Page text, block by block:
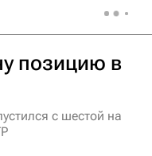
позицию в
с шестой на